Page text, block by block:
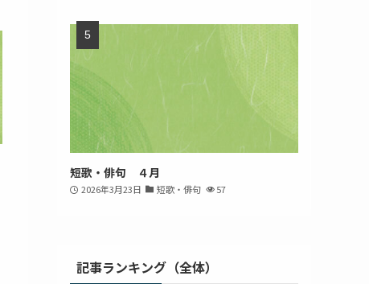
短歌・俳句 ４月
2026年3月23日 短歌・俳句 57
記事ランキング（全体）